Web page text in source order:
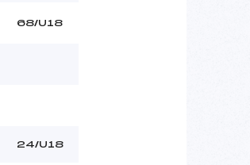
68/U18
24/U18